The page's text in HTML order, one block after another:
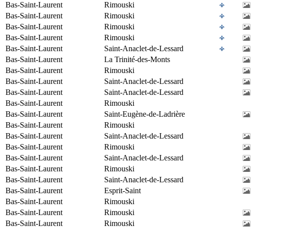
Bas-Saint-Laurent
Rimouski
Bas-Saint-Laurent
Rimouski
Bas-Saint-Laurent
Rimouski
Bas-Saint-Laurent
Rimouski
Bas-Saint-Laurent
Saint-Anaclet-de-Lessard
Bas-Saint-Laurent
La Trinité-des-Monts
Bas-Saint-Laurent
Rimouski
Bas-Saint-Laurent
Saint-Anaclet-de-Lessard
Bas-Saint-Laurent
Saint-Anaclet-de-Lessard
Bas-Saint-Laurent
Rimouski
Bas-Saint-Laurent
Saint-Eugène-de-Ladrière
Bas-Saint-Laurent
Rimouski
Bas-Saint-Laurent
Saint-Anaclet-de-Lessard
Bas-Saint-Laurent
Rimouski
Bas-Saint-Laurent
Saint-Anaclet-de-Lessard
Bas-Saint-Laurent
Rimouski
Bas-Saint-Laurent
Saint-Anaclet-de-Lessard
Bas-Saint-Laurent
Esprit-Saint
Bas-Saint-Laurent
Rimouski
Bas-Saint-Laurent
Rimouski
Bas-Saint-Laurent
Rimouski